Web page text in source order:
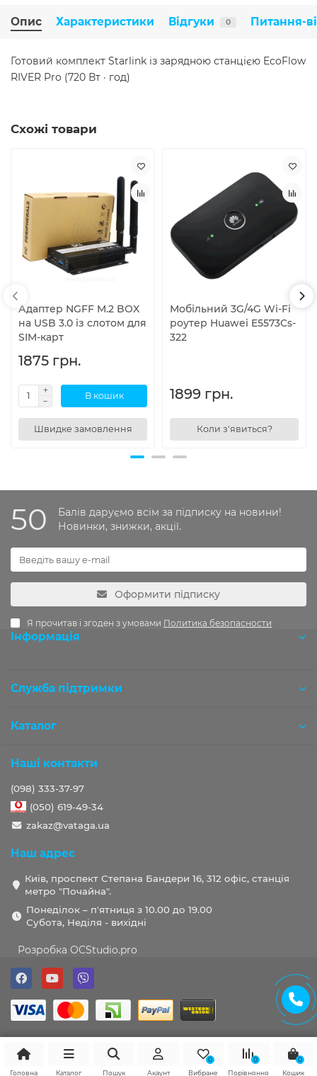
Опис Характеристики Відгуки 0 Питання-
Готовий комплект Starlink із зарядною станцією EcoFlow
RIVER Pro (720 Вт · год)
Схожі товари
Адаптер NGFF M.2 BOX
на USB 3.0 із слотом для
SIM-карт
1875 грн.
В кошик
Швидке замовлення
Мобільний 3G/4G Wi-Fi
роутер Huawei E5573Cs-
322
1899 грн.
Коли з'явиться?
50
Балів даруємо всім за підписку на новини!
Новинки, знижки, акції.
Оформити підписку
Я прочитав і згоден з умовами Политика безопасности
Інформація
Служба підтримки
Каталог
Наші контакти
(098) 333-37-97
(050) 619-49-34
zakaz@vataga.ua
Наш адрес
Київ, проспект Степана Бандери 16, 312 офіс, станція
метро "Почайна".
Понеділок – п'ятниця з 10.00 до 19.00
Субота, Неділя - вихідні
Розробка OCStudio.pro
Головна Каталог Пошук Акаунт
0
Вибране
0
Порівняння
0
Кошик